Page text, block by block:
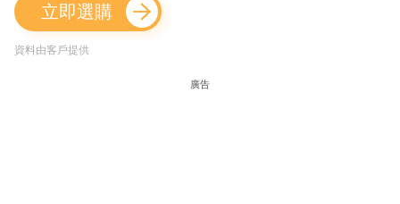
立即選購
資料由客戶提供
廣告